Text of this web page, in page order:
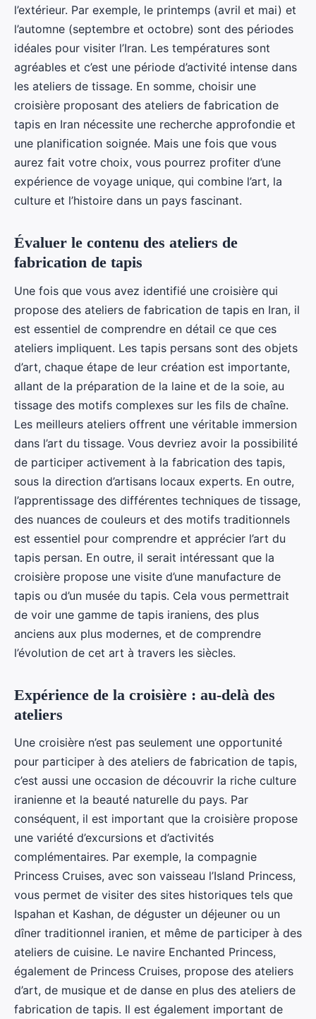
l’extérieur. Par exemple, le printemps (avril et mai) et
l’automne (septembre et octobre) sont des périodes
idéales pour visiter l’Iran. Les températures sont
agréables et c’est une période d’activité intense dans
les ateliers de tissage. En somme, choisir une
croisière proposant des ateliers de fabrication de
tapis en Iran nécessite une recherche approfondie et
une planification soignée. Mais une fois que vous
aurez fait votre choix, vous pourrez profiter d’une
expérience de voyage unique, qui combine l’art, la
culture et l’histoire dans un pays fascinant.
Évaluer le contenu des ateliers de
fabrication de tapis
Une fois que vous avez identifié une croisière qui
propose des ateliers de fabrication de tapis en Iran, il
est essentiel de comprendre en détail ce que ces
ateliers impliquent. Les tapis persans sont des objets
d’art, chaque étape de leur création est importante,
allant de la préparation de la laine et de la soie, au
tissage des motifs complexes sur les fils de chaîne.
Les meilleurs ateliers offrent une véritable immersion
dans l’art du tissage. Vous devriez avoir la possibilité
de participer activement à la fabrication des tapis,
sous la direction d’artisans locaux experts. En outre,
l’apprentissage des différentes techniques de tissage,
des nuances de couleurs et des motifs traditionnels
est essentiel pour comprendre et apprécier l’art du
tapis persan. En outre, il serait intéressant que la
croisière propose une visite d’une manufacture de
tapis ou d’un musée du tapis. Cela vous permettrait
de voir une gamme de tapis iraniens, des plus
anciens aux plus modernes, et de comprendre
l’évolution de cet art à travers les siècles.
Expérience de la croisière : au-delà des
ateliers
Une croisière n’est pas seulement une opportunité
pour participer à des ateliers de fabrication de tapis,
c’est aussi une occasion de découvrir la riche culture
iranienne et la beauté naturelle du pays. Par
conséquent, il est important que la croisière propose
une variété d’excursions et d’activités
complémentaires. Par exemple, la compagnie
Princess Cruises, avec son vaisseau l’Island Princess,
vous permet de visiter des sites historiques tels que
Ispahan et Kashan, de déguster un déjeuner ou un
dîner traditionnel iranien, et même de participer à des
ateliers de cuisine. Le navire Enchanted Princess,
également de Princess Cruises, propose des ateliers
d’art, de musique et de danse en plus des ateliers de
fabrication de tapis. Il est également important de